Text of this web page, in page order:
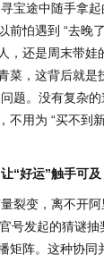
宝途中随手拿
前怕遇到 “去晚
，还是周末带娃
菜，这背后就是
题。没有复杂
不用为 “买不到
“好运”触手可及
裂变，离不开
号发起的猜谜
矩阵。这种协